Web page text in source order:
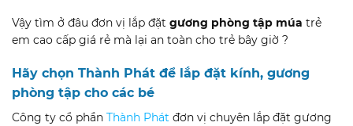
Vậy tìm ở đâu đơn vị lắp đặt gương phòng tập múa trẻ
em cao cấp giá rẻ mà lại an toàn cho trẻ bây giờ ?
Hãy chọn Thành Phát để lắp đặt kính, gương
phòng tập cho các bé
Công ty cổ phần Thành Phát đơn vị chuyên lắp đặt gương